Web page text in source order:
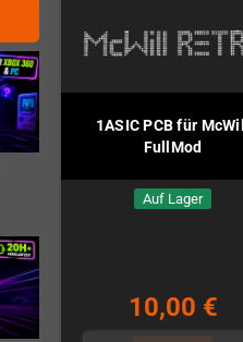
1ASIC PCB für McWill
FullMod
Auf Lager
10,00 €